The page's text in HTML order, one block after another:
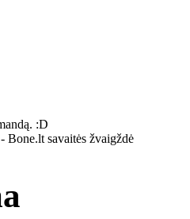
:D
Bone.lt savaitės žvaigždė